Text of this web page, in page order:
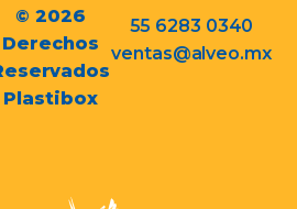
© 2026
Derechos
Plastibox
55 6283 0340
ventas@alveo.mx